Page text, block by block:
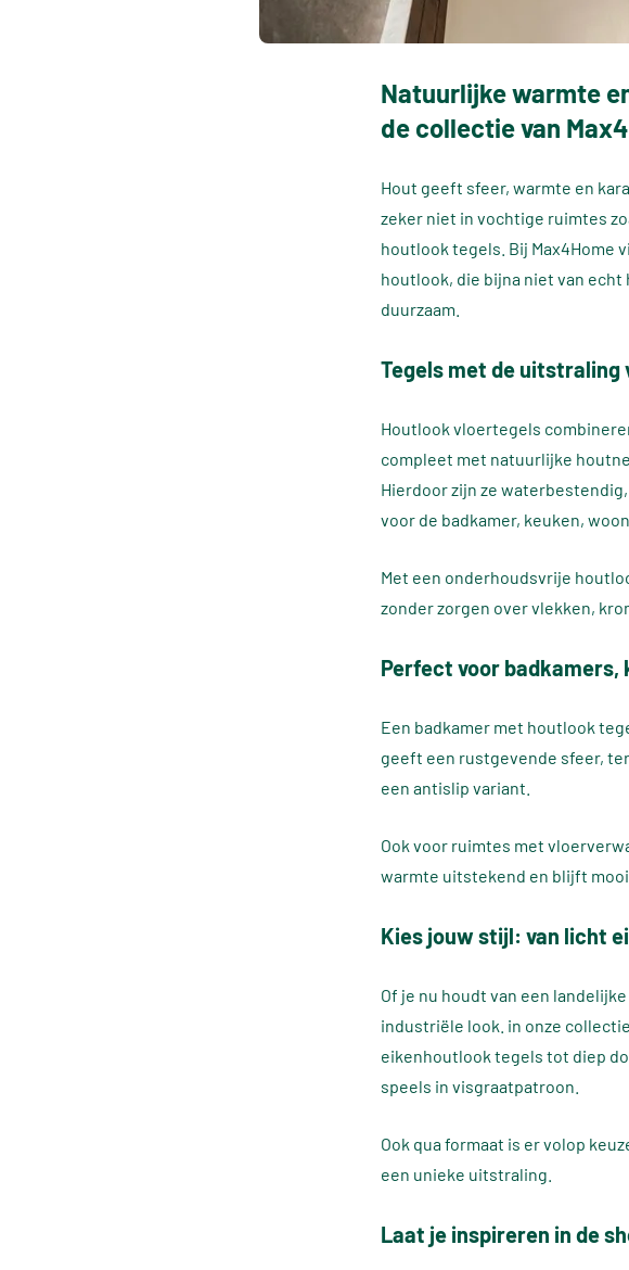
Natuurlijke warmte
de collectie van
Hout geeft sfeer, warmte en
zeker niet in vochtige ruimtes
houtlook tegels. Bij Max4Home
houtlook, die bijna niet van
duurzaam.
Tegels met de uitstraling
Houtlook vloertegels
compleet met natuurlijke
Hierdoor zijn ze
voor de badkamer, keuken,
Met een onderhoudsvrije
zonder zorgen over vlekken,
Perfect voor badkamers,
Een badkamer met houtlook
geeft een rustgevende sfeer,
een antislip variant.
Ook voor ruimtes met
warmte uitstekend en blijft
Kies jouw stijl: van licht
Of je nu houdt van een
industriële look. in onze
eikenhoutlook tegels tot diep
speels in visgraatpatroon.
Ook qua formaat is er volop
een unieke uitstraling.
Laat je inspireren in de